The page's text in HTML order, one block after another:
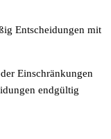
Entscheidungen mit
Einschränkungen
endgültig